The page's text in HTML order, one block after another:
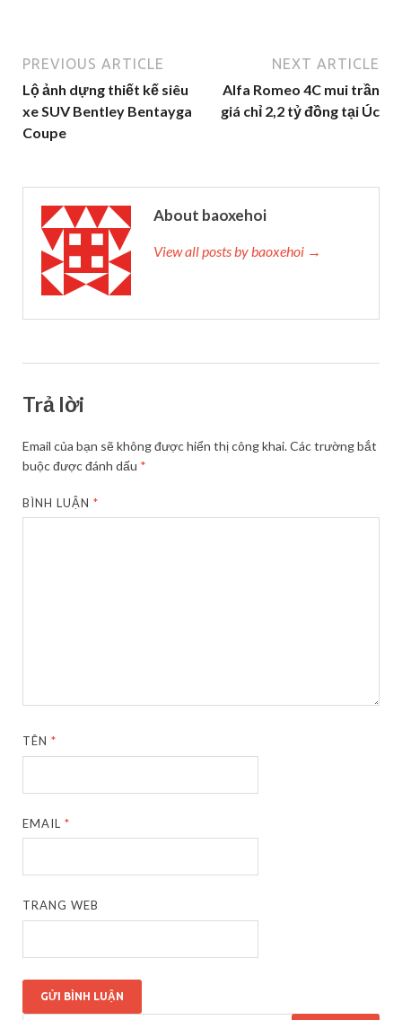
PREVIOUS ARTICLE
Lộ ảnh dựng thiết kế siêu
xe SUV Bentley Bentayga
Coupe
NEXT ARTICLE
Alfa Romeo 4C mui trần
giá chỉ 2,2 tỷ đồng tại Úc
About baoxehoi
View all posts by baoxehoi →
Trả lời
Email của bạn sẽ không được hiển thị công khai.Các trường bắt
buộc được đánh dấu *
BÌNH LUẬN*
TÊN*
EMAIL*
TRANG WEB